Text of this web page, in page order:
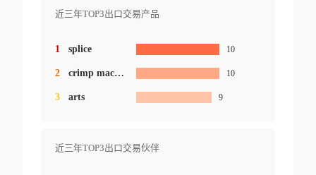
近三年TOP3出口交易产品
1 splice 10
2 crimp machine 10
3 arts 9
近三年TOP3出口交易伙伴